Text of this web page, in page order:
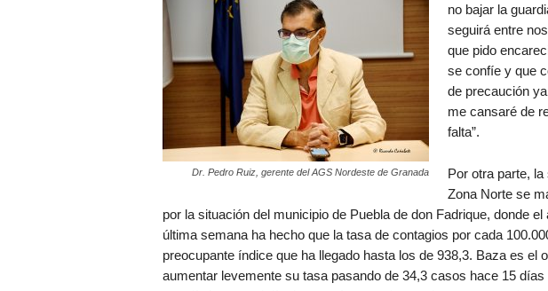
Dr. Pedro Ruiz, gerente del AGS Nordeste de Granada
no bajar la
seguirá entre
que pido
se confíe y que
de precaución
me cansaré de
falta”.
Por otra parte,
Zona Norte se
por la situación del municipio de Puebla de don Fadrique, donde
última semana ha hecho que la tasa de contagios por cada
preocupante índice que ha llegado hasta los de 938,3. Baza es el
aumentar levemente su tasa pasando de 34,3 casos hace 15